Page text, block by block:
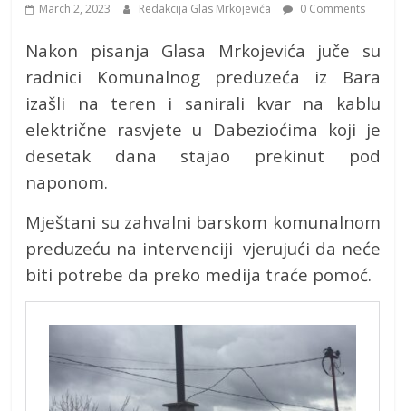
March 2, 2023 Redakcija Glas Mrkojevića 0 Comments
Nakon pisanja Glasa Mrkojevića juče su
radnici Komunalnog preduzeća iz Bara
izašli na teren i sanirali kvar na kablu
električne rasvjete u Dabezioćima koji je
desetak dana stajao prekinut pod
naponom.
Mještani su zahvalni barskom komunalnom
preduzeću na intervenciji vjerujući da neće
biti potrebe da preko medija traće pomoć.